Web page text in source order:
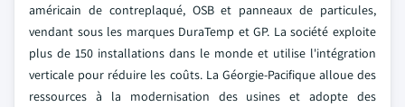
américain de contreplaqué, OSB et panneaux de particules,
vendant sous les marques DuraTemp et GP. La société exploite
plus de 150 installations dans le monde et utilise l'intégration
verticale pour réduire les coûts. La Géorgie-Pacifique alloue des
ressources à la modernisation des usines et adopte des